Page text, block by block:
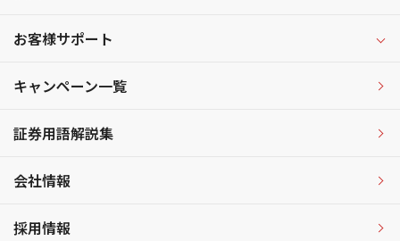
お客様サポート
キャンペーン一覧
証券用語解説集
会社情報
採用情報